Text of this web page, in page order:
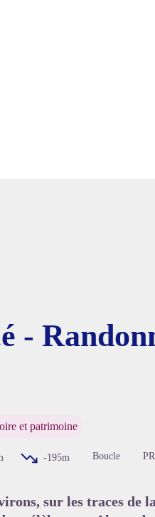
-
et patrimoine
-195m Boucle PR
sur les traces de